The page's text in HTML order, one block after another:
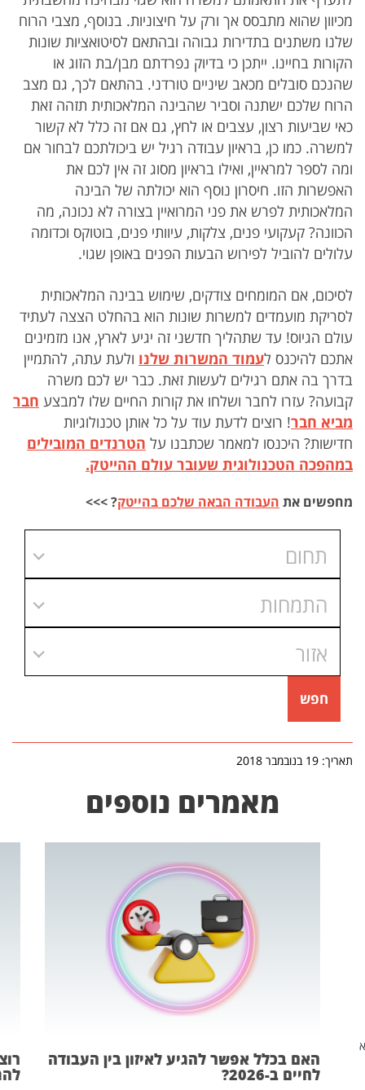
מכיוון שהוא מתבסס אך ורק על חיצוניות. בנוסף, מצבי הרוח
שלנו משתנים בתדירות גבוהה ובהתאם לסיטואציות שונות
הקורות בחיינו. ייתכן כי בדיוק נפרדתם מבן/בת הזוג או
שהנכם סובלים מכאב שיניים טורדני. בהתאם לכך, גם מצב
הרוח שלכם ישתנה וסביר שהבינה המלאכותית תזהה זאת
כאי שביעות רצון, עצבים או לחץ, גם אם זה כלל לא קשור
למשרה. כמו כן, בראיון עבודה רגיל יש ביכולתכם לבחור אם
ומה לספר למראיין, ואילו בראיון מסוג זה אין לכם את
האפשרות הזו. חיסרון נוסף הוא יכולתה של הבינה
המלאכותית לפרש את פני המרואיין בצורה לא נכונה, מה
הכוונה? קעקועי פנים, צלקות, עיוותי פנים, בוטוקס וכדומה
עלולים להוביל לפירוש הבעות הפנים באופן שגוי.
לסיכום, אם המומחים צודקים, שימוש בבינה המלאכותית
לסריקת מועמדים למשרות שונות הוא בהחלט הצצה לעתיד
עולם הגיוס! עד שתהליך חדשני זה יגיע לארץ, אנו מזמינים
אתכם להיכנס לעמוד המשרות שלנו ולעת עתה, להתמיין
בדרך בה אתם רגילים לעשות זאת. כבר יש לכם משרה
קבועה? עזרו לחבר ושלחו את קורות החיים שלו למבצע חבר
מביא חבר! רוצים לדעת עוד על כל אותן טכנולוגיות
חדישות? היכנסו למאמר שכתבנו על הטרנדים המובילים
במהפכה הטכנולוגית שעובר עולם ההייטק.
מחפשים את העבודה הבאה שלכם בהייטק? >>>
תחום
התמחות
אזור
חפש
תאריך: 19 בנובמבר 2018
מאמרים נוספים
האם בכלל אפשר להגיע לאיזון בין העבודה
לחיים ב-2026?